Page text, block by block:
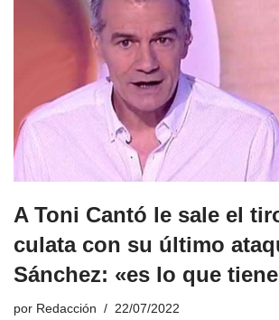
A Toni Cantó le sale el
culata con su último
Sánchez: «es lo que
por Redacción 22/07/2022